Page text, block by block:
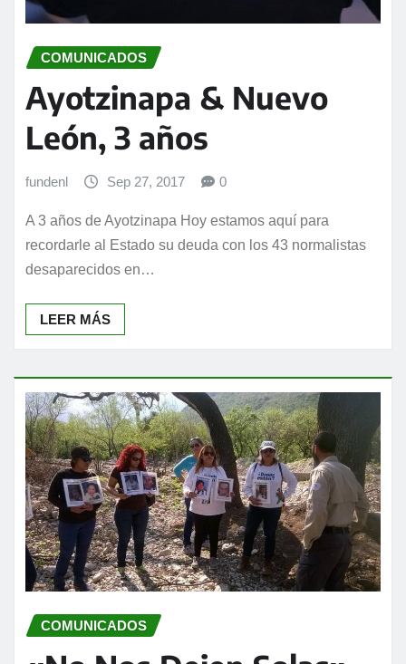
COMUNICADOS
Ayotzinapa & Nuevo
León, 3 años
fundenl Sep 27, 2017 0
A 3 años de Ayotzinapa Hoy estamos aquí para
recordarle al Estado su deuda con los 43 normalistas
desaparecidos en…
LEER MÁS
COMUNICADOS